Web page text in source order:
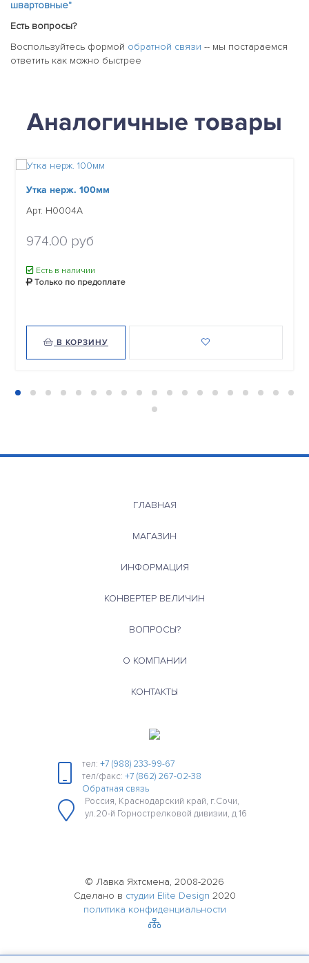
швартовные"
Есть вопросы?
Воспользуйтесь формой обратной связи -- мы постараемся
ответить как можно быстрее
Аналогичные товары
Утка нерж. 100мм
Арт. H0004A
974.00 руб
Есть в наличии
Только по предоплате
В КОРЗИНУ
ГЛАВНАЯ
МАГАЗИН
ИНФОРМАЦИЯ
КОНВЕРТЕР ВЕЛИЧИН
ВОПРОСЫ?
О КОМПАНИИ
КОНТАКТЫ
тел: +7 (988) 233-99-67
тел/факс: +7 (862) 267-02-38
Обратная связь
Россия, Краснодарский край, г.Сочи,
ул.20-й Горнострелковой дивизии, д 16
© Лавка Яхтсмена, 2008-2026
Сделано в студии Elite Design 2020
политика конфиденциальности